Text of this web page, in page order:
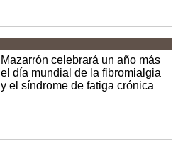
Mazarrón celebrará un año más
el día mundial de la fibromialgia
y el síndrome de fatiga crónica